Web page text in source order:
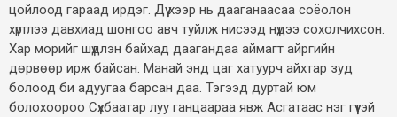
цойлоод гараад ирдэг. Дүү хээр нь дааганаасаа соёолон
хүртлээ давхиад шонгоо авч туйлж нисээд нүдээ сохолчихсон.
Хар морийг шүдлэн байхад даагандаа аймагт айргийн
дөрвөөр ирж байсан. Манай энд цаг хатуурч айхтар зуд
болоод би адуугаа барсан даа. Тэгээд дуртай юм
болохоороо Сүхбаатар луу ганцаараа явж Асгатаас нэг гүүтэй